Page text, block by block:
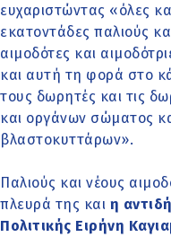
ευχαριστώντας «όλες
εκατοντάδες παλιούς
αιμοδότες και
και αυτή τη φορά στο
τους δωρητές και τις
και οργάνων σώματος
βλαστοκυττάρων».
Παλιούς και νέους
πλευρά της και η
Πολιτικής Ειρήνη